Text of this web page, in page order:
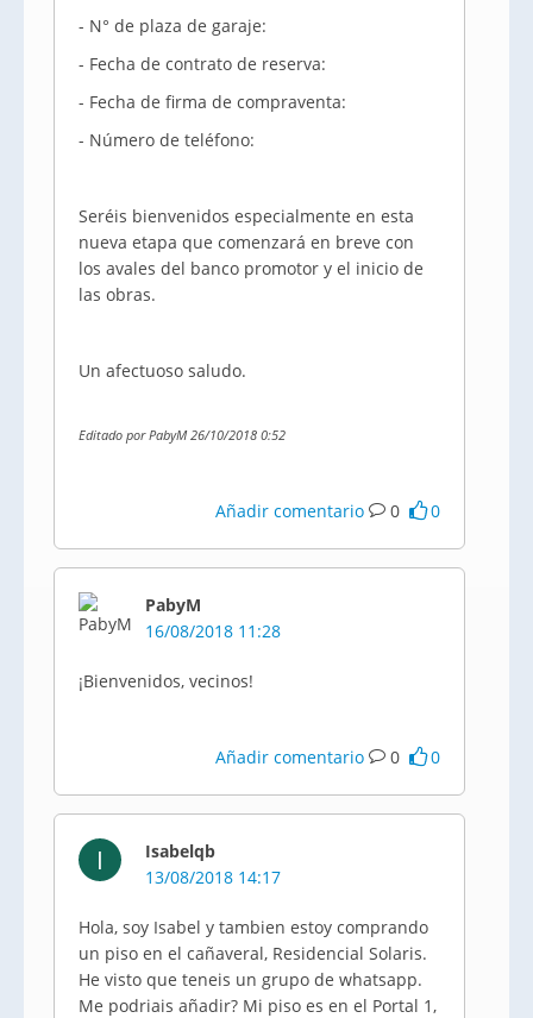
- N° de plaza de garaje:
- Fecha de contrato de reserva:
- Fecha de firma de compraventa:
- Número de teléfono:
Seréis bienvenidos especialmente en esta
nueva etapa que comenzará en breve con
los avales del banco promotor y el inicio de
las obras.
Un afectuoso saludo.
Editado por PabyM 26/10/2018 0:52
Añadir comentario 0 0
PabyM
16/08/2018 11:28
¡Bienvenidos, vecinos!
Añadir comentario 0 0
I
Isabelqb
13/08/2018 14:17
Hola, soy Isabel y tambien estoy comprando
un piso en el cañaveral, Residencial Solaris.
He visto que teneis un grupo de whatsapp.
Me podriais añadir? Mi piso es en el Portal 1,